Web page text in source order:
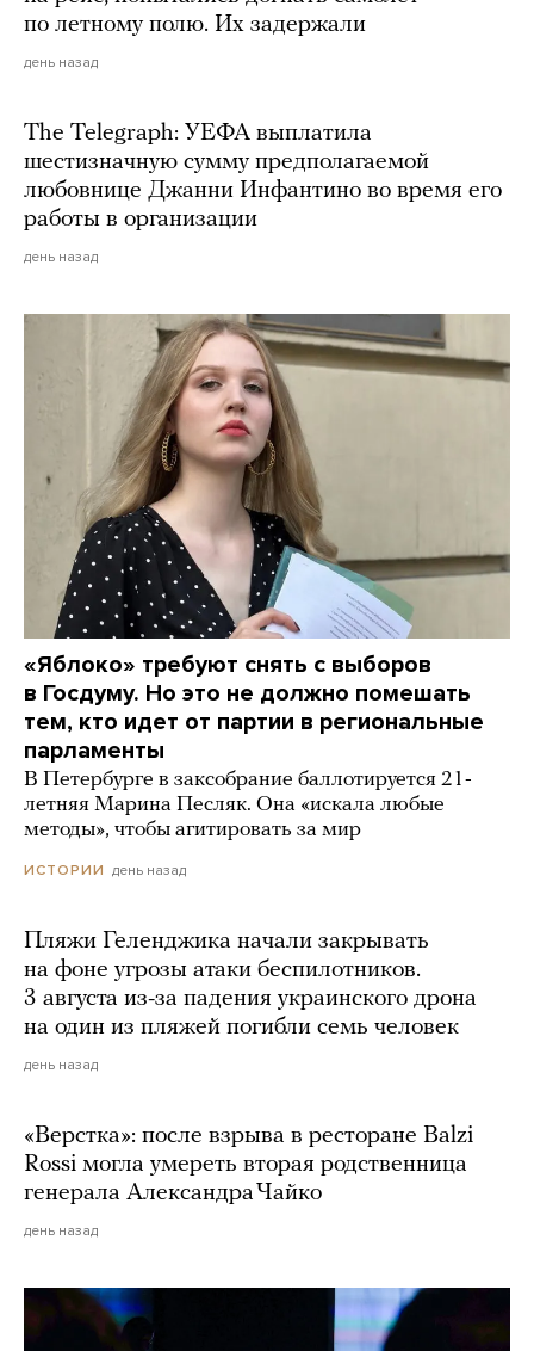
по летному полю. Их задержали
день назад
The Telegraph: УЕФА выплатила
шестизначную сумму предполагаемой
любовнице Джанни Инфантино во время его
работы в организации
день назад
«Яблоко» требуют снять с выборов
в Госдуму. Но это не должно помешать
тем, кто идет от партии в региональные
парламенты
В Петербурге в заксобрание баллотируется 21-
летняя Марина Песляк. Она «искала любые
методы», чтобы агитировать за мир
ИСТОРИИ день назад
Пляжи Геленджика начали закрывать
на фоне угрозы атаки беспилотников.
3 августа из-за падения украинского дрона
на один из пляжей погибли семь человек
день назад
«Верстка»: после взрыва в ресторане Balzi
Rossi могла умереть вторая родственница
генерала Александра Чайко
день назад